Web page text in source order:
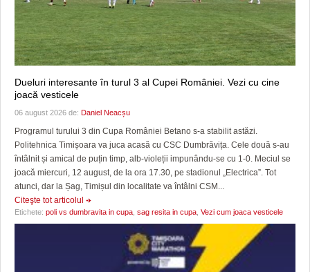
Dueluri interesante în turul 3 al Cupei României. Vezi cu cine
joacă vesticele
06 august 2026 de: Daniel Neacșu
Programul turului 3 din Cupa României Betano s-a stabilit astăzi.
Politehnica Timișoara va juca acasă cu CSC Dumbrăvița. Cele două s-au
întâlnit și amical de puțin timp, alb-violeții impunându-se cu 1-0. Meciul se
joacă miercuri, 12 august, de la ora 17.30, pe stadionul „Electrica”. Tot
atunci, dar la Șag, Timișul din localitate va întâlni CSM...
Citeşte tot articolul
Etichete: poli vs dumbravita in cupa sag resita in cupa Vezi cum joaca vesticele